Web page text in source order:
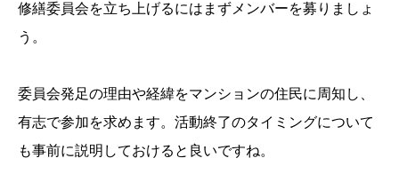
修繕委員会を立ち上げるにはまずメンバーを募りましょ
う。
委員会発足の理由や経緯をマンションの住民に周知し、
有志で参加を求めます。活動終了のタイミングについて
も事前に説明しておけると良いですね。